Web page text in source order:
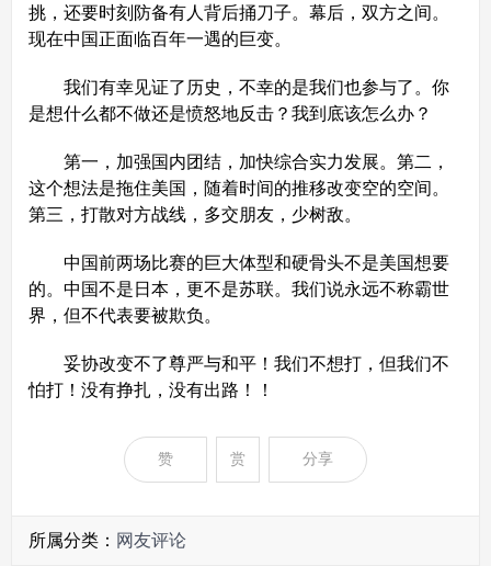
挑，还要时刻防备有人背后捅刀子。幕后，双方之间。
现在中国正面临百年一遇的巨变。
我们有幸见证了历史，不幸的是我们也参与了。你
是想什么都不做还是愤怒地反击？我到底该怎么办？
第一，加强国内团结，加快综合实力发展。第二，
这个想法是拖住美国，随着时间的推移改变空的空间。
第三，打散对方战线，多交朋友，少树敌。
中国前两场比赛的巨大体型和硬骨头不是美国想要
的。中国不是日本，更不是苏联。我们说永远不称霸世
界，但不代表要被欺负。
妥协改变不了尊严与和平！我们不想打，但我们不
怕打！没有挣扎，没有出路！！
赞 赏 分享
所属分类： 网友评论